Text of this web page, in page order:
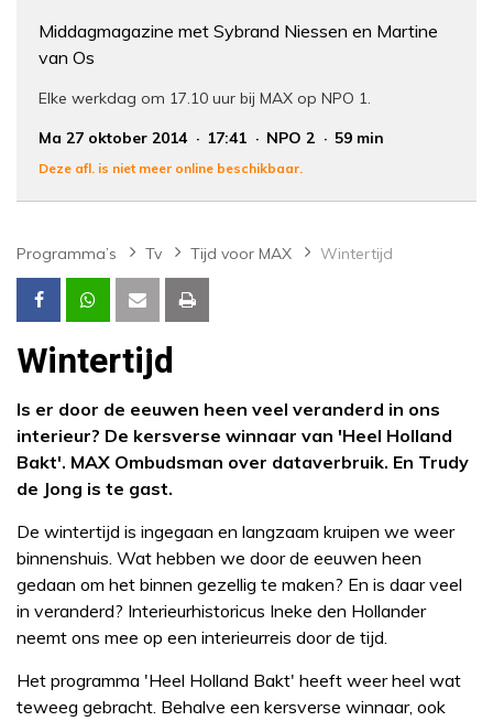
Middagmagazine met Sybrand Niessen en Martine
van Os
Elke werkdag om 17.10 uur bij MAX op NPO 1.
Ma 27 oktober 2014
17:41 NPO 2 59 min
Deze afl. is niet meer online beschikbaar.
Programma’s Tv Tijd voor MAX Wintertijd
Wintertijd
Is er door de eeuwen heen veel veranderd in ons
interieur? De kersverse winnaar van 'Heel Holland
Bakt'. MAX Ombudsman over dataverbruik. En Trudy
de Jong is te gast.
De wintertijd is ingegaan en langzaam kruipen we weer
binnenshuis. Wat hebben we door de eeuwen heen
gedaan om het binnen gezellig te maken? En is daar veel
in veranderd? Interieurhistoricus Ineke den Hollander
neemt ons mee op een interieurreis door de tijd.
Het programma 'Heel Holland Bakt' heeft weer heel wat
teweeg gebracht. Behalve een kersverse winnaar, ook